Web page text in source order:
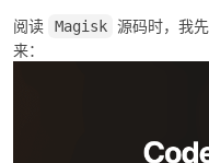
阅读 Magisk 源码时，我
来：